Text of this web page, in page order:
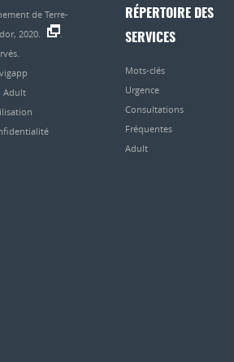
de Terre-
2020.
Adult
RÉPERTOIRE DES
SERVICES
Mots-clés
Urgence
Consultations
Fréquentes
Adult